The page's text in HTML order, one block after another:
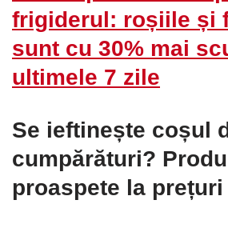
frigiderul: roșiile și
sunt cu 30% mai
ultimele 7 zile
Se ieftinește coșul
cumpărături?
proaspete la